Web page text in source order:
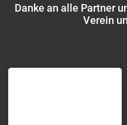
Danke an alle Partner
Verein